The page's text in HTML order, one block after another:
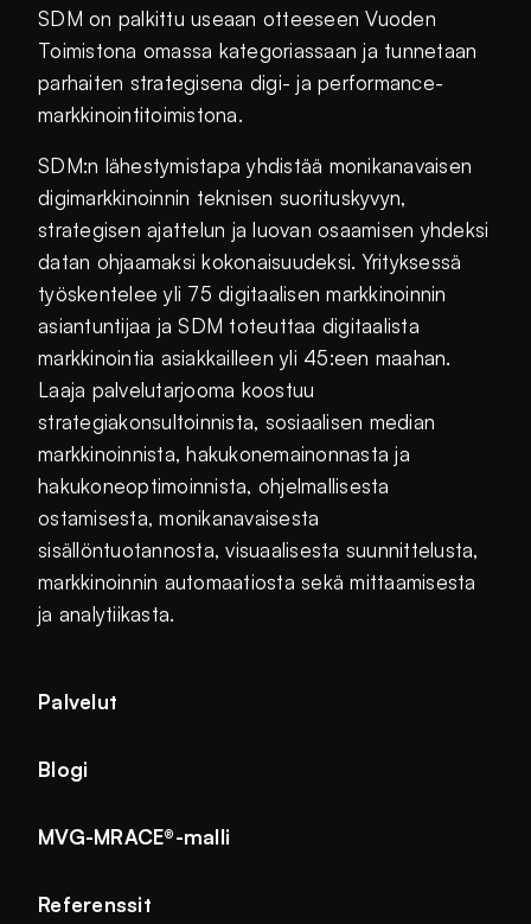
SDM on palkittu useaan otteeseen Vuoden
Toimistona omassa kategoriassaan ja tunnetaan
parhaiten strategisena digi- ja performance-
markkinointitoimistona.
SDM:n lähestymistapa yhdistää monikanavaisen
digimarkkinoinnin teknisen suorituskyvyn,
strategisen ajattelun ja luovan osaamisen yhdeksi
datan ohjaamaksi kokonaisuudeksi. Yrityksessä
työskentelee yli 75 digitaalisen markkinoinnin
asiantuntijaa ja SDM toteuttaa digitaalista
markkinointia asiakkailleen yli 45:een maahan.
Laaja palvelutarjooma koostuu
strategiakonsultoinnista, sosiaalisen median
markkinoinnista, hakukonemainonnasta ja
hakukoneoptimoinnista, ohjelmallisesta
ostamisesta, monikanavaisesta
sisällöntuotannosta, visuaalisesta suunnittelusta,
markkinoinnin automaatiosta sekä mittaamisesta
ja analytiikasta.
Palvelut
Blogi
MVG-MRACE®-malli
Referenssit